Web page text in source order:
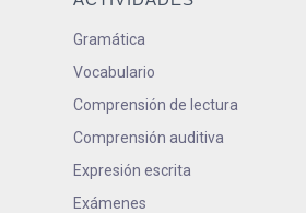
Gramática
Vocabulario
Comprensión de lectura
Comprensión auditiva
Expresión escrita
Exámenes